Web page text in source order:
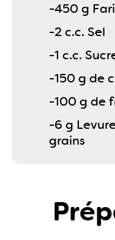
-450 g
-2 c.c. Sel
-1 c.c.
-150 g de
-100 g de
-6 g
grains